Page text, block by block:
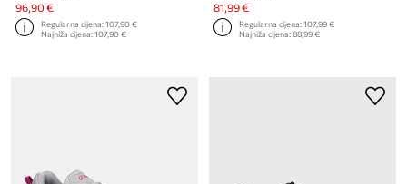
96,90 €
Regularna cijena:107,90 €
Najniža cijena:107,90 €
81,99 €
Regularna cijena:107,99 €
Najniža cijena:88,99 €